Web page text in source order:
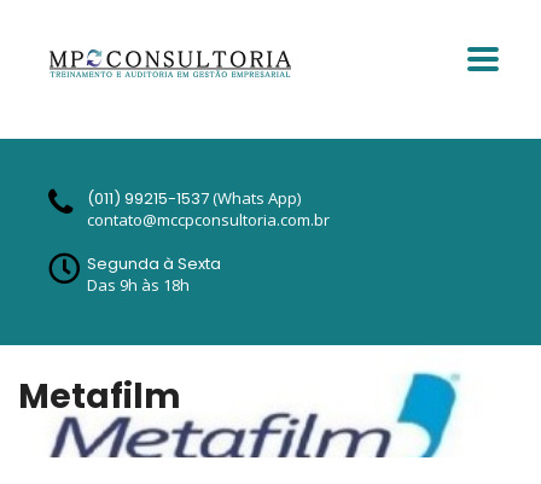
(011) 99215-1537(Whats App)
contato@mccpconsultoria.com.br
Segunda à Sexta
Das 9h às 18h
Metafilm